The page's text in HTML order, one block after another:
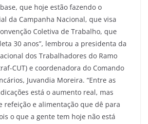
que hoje estão fazendo o
da Campanha Nacional, que visa
Coletiva de Trabalho, que
30 anos”, lembrou a presidenta da
dos Trabalhadores do Ramo
CUT) e coordenadora do Comando
Juvandia Moreira. “Entre as
está o aumento real, mas
refeição e alimentação que dê para
o que a gente tem hoje não está